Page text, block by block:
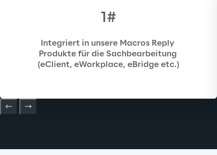
1#
Integriert in unsere Macros Reply
Produkte für die Sachbearbeitung
(eClient, eWorkplace, eBridge etc.)